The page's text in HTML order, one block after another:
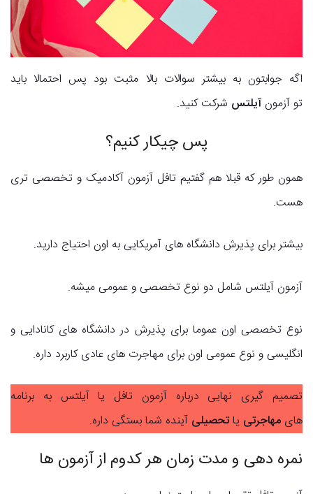
اگه جوابتون به بیشتر سوالات بالا مثبت بود پس احتمالا باید
تو آزمون آیلتس شرکت کنید.
پس چیکار کنیم؟
همون طور که قبلا هم گفتیم تافل آزمون آکادمیک و تخصصی تری
هست.
بیشتر برای پذیرش دانشگاه های آمریکایی به اون احتیاج دارید.
آزمون آیلتس شامل دو نوع تخصصی و عمومی میشه.
نوع تخصصی اون عموما برای پذیرش در دانشگاه های کانادایی و
انگلیسی و نوع عمومی اون برای مهاجرت های عادی کاربرد داره.
تصمیم گیری نهایی درباره آزمون تافل یا آیلتس به برنامه
های مهاجرتی یاتحصیلی آینده شما بستگی داره.
نمره دهی و مدت زمان هر کدوم از آزمون ها